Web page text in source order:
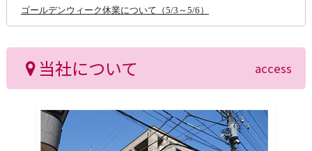
ゴールデンウィーク休業について（5/3～5/6）
当社について access